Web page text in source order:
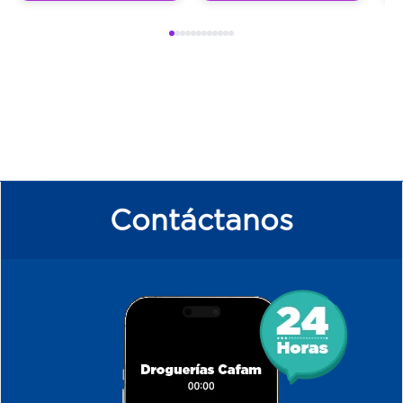
Contáctanos